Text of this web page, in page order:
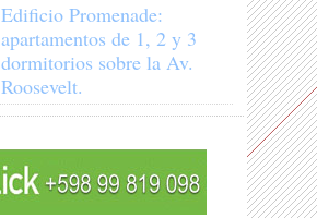
Edificio Promenade:
apartamentos de 1, 2 y 3
dormitorios sobre la Av.
Roosevelt.